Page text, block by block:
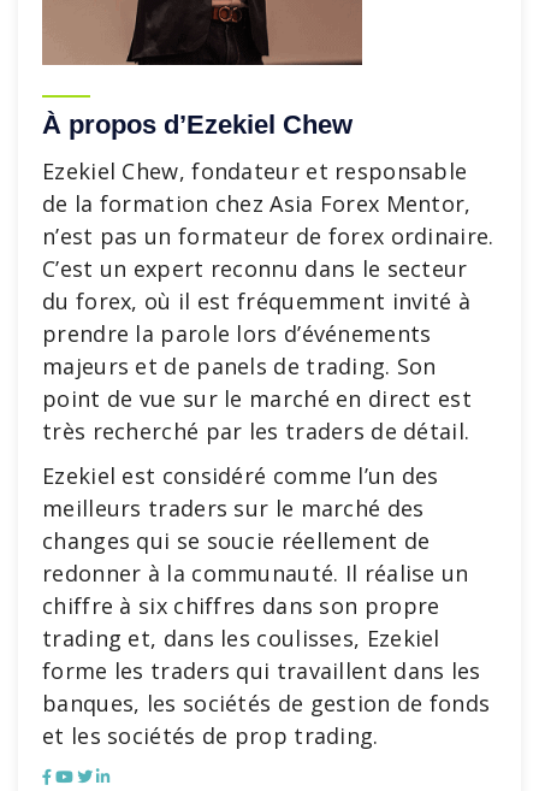
À propos d’Ezekiel Chew
Ezekiel Chew, fondateur et responsable
de la formation chez Asia Forex Mentor,
n’est pas un formateur de forex ordinaire.
C’est un expert reconnu dans le secteur
du forex, où il est fréquemment invité à
prendre la parole lors d’événements
majeurs et de panels de trading. Son
point de vue sur le marché en direct est
très recherché par les traders de détail.
Ezekiel est considéré comme l’un des
meilleurs traders sur le marché des
changes qui se soucie réellement de
redonner à la communauté. Il réalise un
chiffre à six chiffres dans son propre
trading et, dans les coulisses, Ezekiel
forme les traders qui travaillent dans les
banques, les sociétés de gestion de fonds
et les sociétés de prop trading.